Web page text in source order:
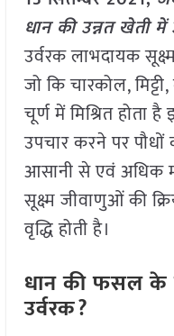
धान की उन्नत खेती
उर्वरक लाभदायक
जो कि चारकोल,
चूर्ण में मिश्रित होता
उपचार करने पर
आसानी से एवं अधिक
सूक्ष्म जीवाणुओं की
वृद्धि होती है।
धान की फसल के
उर्वरक?